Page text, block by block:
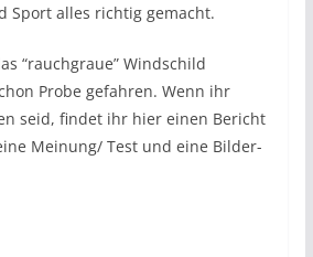
Sport alles richtig gemacht.
“rauchgraue” Windschild
Probe gefahren. Wenn ihr
seid, findet ihr hier einen Bericht
Meinung/ Test und eine Bilder-